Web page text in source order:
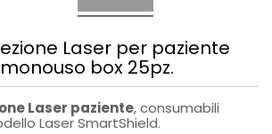
Laser per paziente
box 25pz.
Laser paziente, consumabili
Laser SmartShield.